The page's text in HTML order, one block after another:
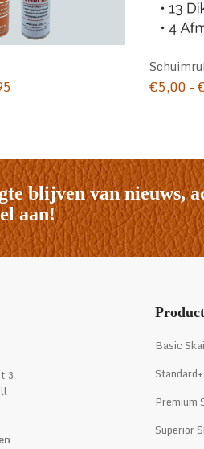
€5,00 -
blijven van nieuws,
aan!
3
Basic Skai
Standard+
Premium
Superior